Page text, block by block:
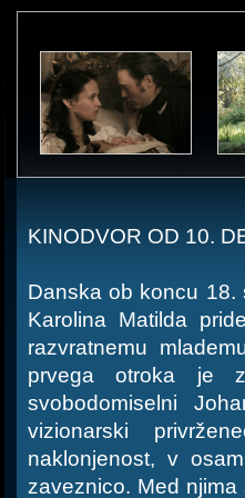
KINODVOR OD 10.
Danska ob koncu 18.
Karolina Matilda
razvratnemu
prvega otroka je
svobodomiselni
vizionarski
naklonjenost, v
zaveznico. Med